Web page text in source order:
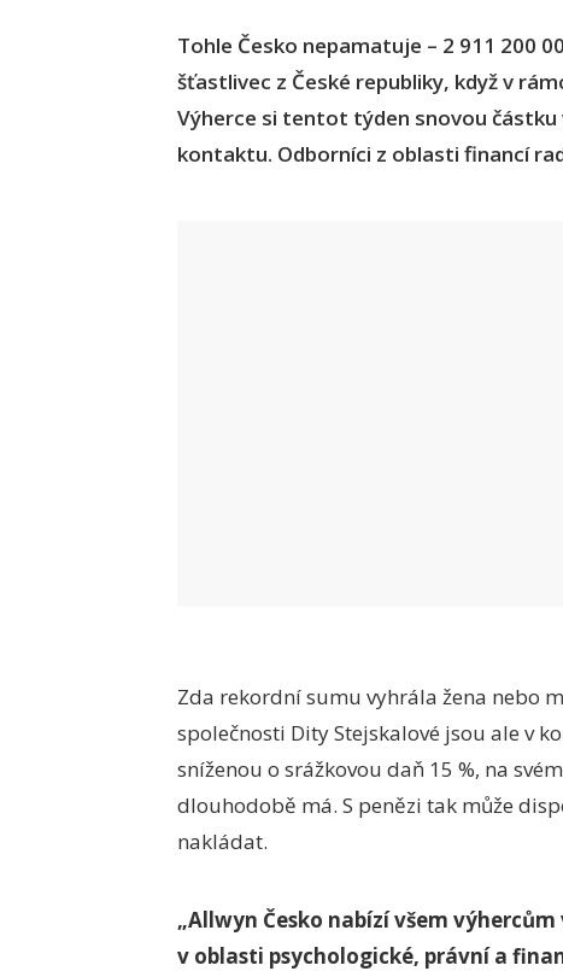
Tohle Česko nepamatuje – 2 911 200
šťastlivec z České republiky, když v
Výherce si tentot týden snovou částku
kontaktu. Odborníci z oblasti financí
Zda rekordní sumu vyhrála žena nebo
společnosti Dity Stejskalové jsou ale v
sníženou o srážkovou daň 15 %, na
dlouhodobě má. S penězi tak může
nakládat.
„Allwyn Česko nabízí všem
v oblasti psychologické, právní a